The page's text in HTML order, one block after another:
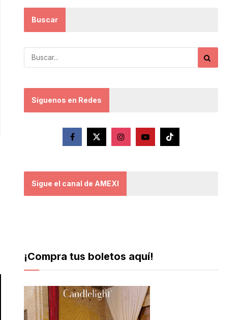
Buscar
Síguenos en Redes
Sigue el canal de AMEXI
¡Compra tus boletos aquí!